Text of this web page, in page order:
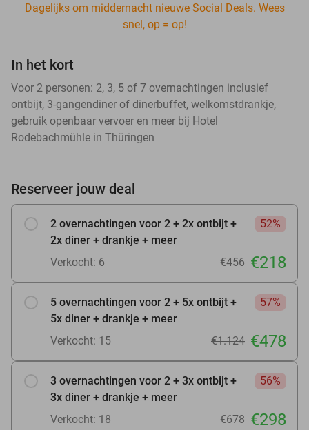
Dagelijks om middernacht nieuwe Social Deals. Wees
snel, op = op!
In het kort
Voor 2 personen: 2, 3, 5 of 7 overnachtingen inclusief
ontbijt, 3-gangendiner of dinerbuffet, welkomstdrankje,
gebruik openbaar vervoer en meer bij Hotel
Rodebachmühle in Thüringen
Reserveer jouw deal
2 overnachtingen voor 2 + 2x ontbijt +
2x diner + drankje + meer
52%
Verkocht: 6 €456 €218
5 overnachtingen voor 2 + 5x ontbijt +
5x diner + drankje + meer
57%
Verkocht: 15 €1.124 €478
3 overnachtingen voor 2 + 3x ontbijt +
3x diner + drankje + meer
56%
Verkocht: 18 €678 €298